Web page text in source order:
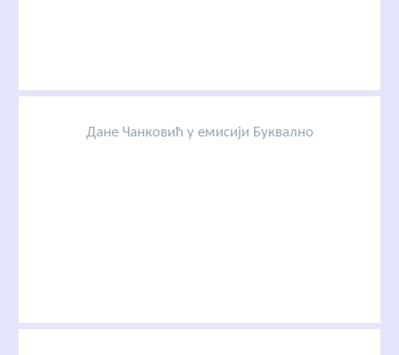
Дане Чанковић у емисији Буквално